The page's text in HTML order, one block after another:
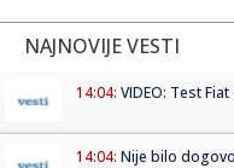
NAJNOVIJE VESTI
14:04: VIDEO: Test Fiat
14:04: Nije bilo